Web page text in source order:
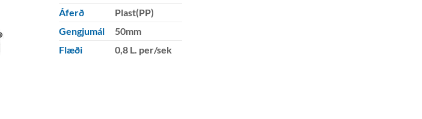
Áferð
Plast(PP)
Gengjumál
50mm
Flæði
0,8 L. per/sek